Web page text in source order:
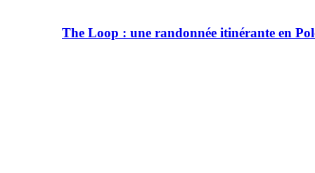
The Loop : une randonnée itinérante en